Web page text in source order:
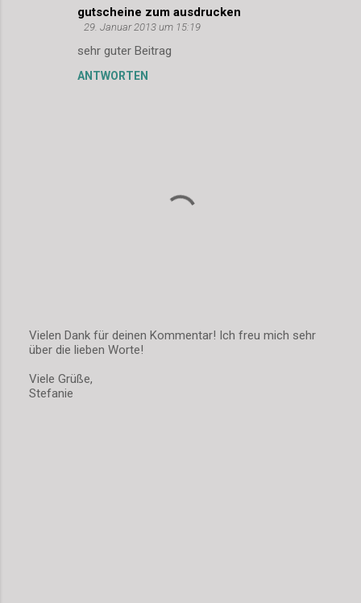
gutscheine zum ausdrucken
29. Januar 2013 um 15:19
sehr guter Beitrag
ANTWORTEN
K
m
m
Vielen Dank für deinen Kommentar! Ich freu mich sehr
über die lieben Worte!
Viele Grüße,
Stefanie